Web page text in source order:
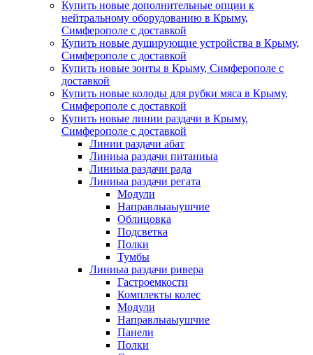
Купить новые дополнительные опции к
нейтральному оборудованию в Крыму,
Симферополе с доставкой
Купить новые душирующие устройства в Крыму,
Симферополе с доставкой
Купить новые зонты в Крыму, Симферополе с
доставкой
Купить новые колоды для рубки мяса в Крыму,
Симферополе с доставкой
Купить новые линии раздачи в Крыму,
Симферополе с доставкой
Линии раздачи абат
Линиыа раздачи питаниыа
Линиыа раздачи рада
Линиыа раздачи регата
Модули
Направлыаыушчие
Облицовка
Подсветка
Полки
Тумбы
Линиыа раздачи ривера
Гастроемкости
Комплекты колес
Модули
Направлыаыушчие
Панели
Полки